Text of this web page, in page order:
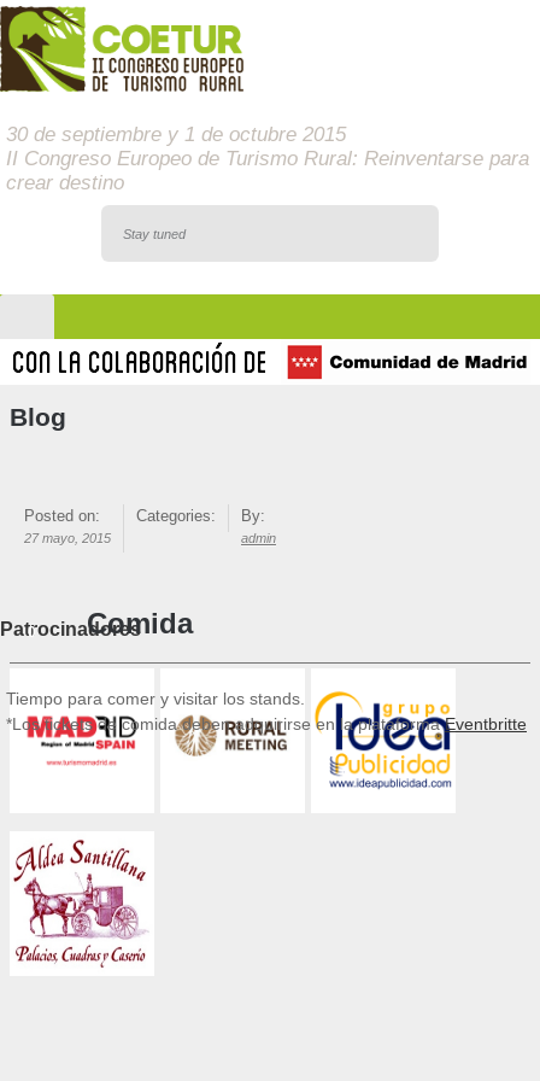
30 de septiembre y 1 de octubre 2015
II Congreso Europeo de Turismo Rural: Reinventarse para
crear destino
Stay tuned
Blog
Posted on:
27 mayo, 2015
Categories: By:
admin
0 Comida
Tiempo para comer y visitar los stands.
*Los tickets de comida deben adquirirse en la plataformaEventbritte
Patrocinadores